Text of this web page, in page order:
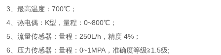
3、最高温度：700℃；
4、热电偶：K型，量程：0~800℃；
5、流量传感器：量程：250L/h，精度 4%；
6、压力传感器：量程：0~1MPA，准确度等级≧1.5级;